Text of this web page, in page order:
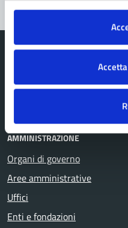
AMMINISTRAZIONE
Organi di governo
Aree amministrative
Uffici
Enti e fondazioni